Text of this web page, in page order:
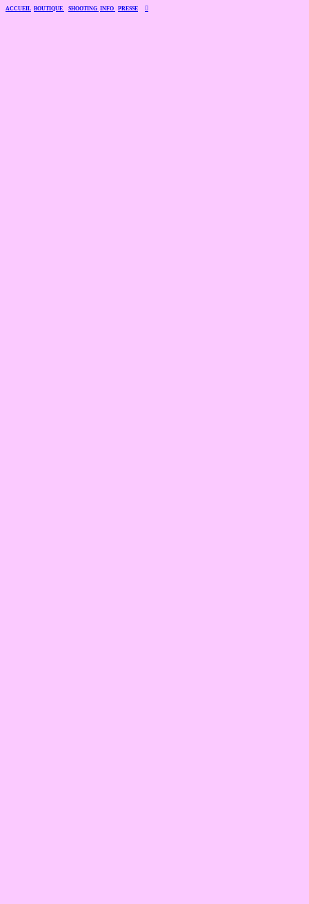
ACCUEIL BOUTIQUE SHOOTING INFO PRESSE ︎